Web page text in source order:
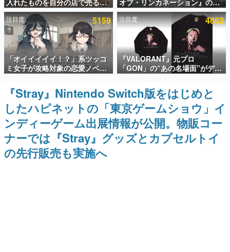
赫本
この物語を解いてはいけない。『赫本』は、〈試験問題〉
の形をした短編ホラー小説集です。
新世代に訊く
これからのデジタルゲーム市場を担う若きクリエイター達
の姿を追い、彼らのルーツと情熱を探っていきます。
ゲーム世代の作家たち
ゲームに多大な影響を受けた作家さんに取材し、ゲームが
日本のコンテンツ産業やカルチャーに与えた影響を探る企
画です。
日本モバイルゲーム産業史
日本のモバイルゲーム史における主要なトピック・タイト
ルを網羅するほか、開発者へのインタビューや識者による
解説を掲載。約20年の歴史が一望できる決定版！
入れたものを自分の店で売るゲ
ーム『Moonlighter』がSteam
にて無料配布中！続編
『Moonlighter 2』の9月2日正
式リリースを記念したキャンペ
ーン
オブ・リンカネーション』の継
続的なアプデ方針を表明。ユー
ザーからの意見を真摯に受け止
めて対応へ。修正パッチは約1週
間以内に配信される予定
注目度 5159
「オイイイイイ！？」系ツッコ
ミ女子が攻略対象の恋愛ノベル
ゲーム『美術部カノジョ』
Steamストアページが公開。
「お前らーそろそろ自重しろ
ー？＾＾」暗黒微笑の夢女子
や、萌え声不思議ちゃん女子と
青春を謳歌
注目度 4862
『VALORANT』元プロ
「GON」の“あの名場面”がデザ
インされた新作グッズが本日8月
5日より期間限定で発売。Tシャ
ツやコインケース、アクキーな
どが全品受注生産で登場、過去
に発売したグッズの再販も
『Stray』Nintendo Switch版をはじめと
したハピネットの「東京ゲームショウ」イ
ンディーゲーム出展情報が公開。物販コー
ナーでは『Stray』グッズとカプセルトイ
の先行販売も実施へ